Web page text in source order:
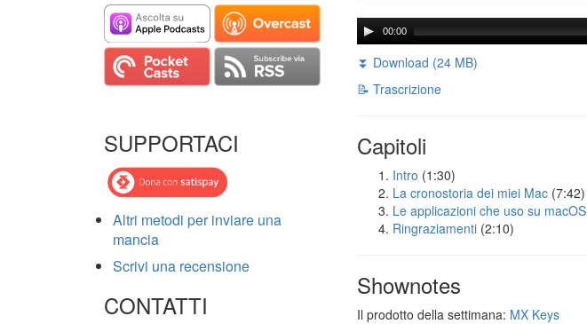
SUPPORTACI
Altri metodi per inviare una
mancia
Scrivi una recensione
CONTATTI
00:00
⏬ Download (24 MB)
📝 Trascrizione
Capitoli
Intro (1:30)
La cronostoria dei miei Mac (7:42)
Le applicazioni che uso su macOS
Ringraziamenti (2:10)
Shownotes
Il prodotto della settimana: MX Keys